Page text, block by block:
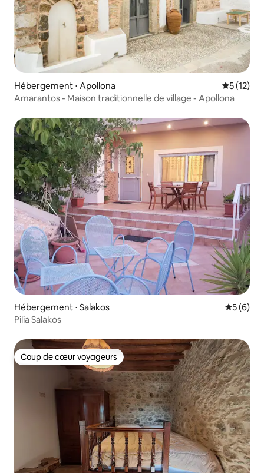
Hébergement ⋅ Apollona
5 (12)
Amarantos - Maison traditionnelle de village - Apollona
Hébergement ⋅ Salakos
5 (6)
Pilia Salakos
Coup de cœur voyageurs
Coup de cœur voyageurs